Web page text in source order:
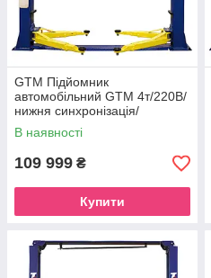
GTM Підйомник
автомобільний GTM 4т/220В/
нижня синхронізація/
мех.замки
В наявності
109 999 ₴
Купити